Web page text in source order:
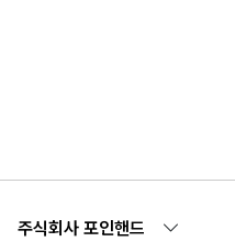
주식회사 포인핸드